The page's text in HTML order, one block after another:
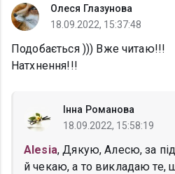
Олеся Глазунова
18.09.2022, 15:37:48
Подобається ))) Вже читаю!!!
Натхнення!!!
Інна Романова
18.09.2022, 15:58:19
Alesia, Дякую, Алесю, за
й чекаю, а то викладаю те,